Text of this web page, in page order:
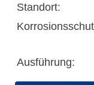
Standort:
Ausführung: